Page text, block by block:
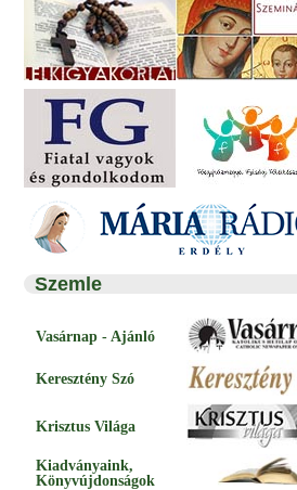
Szemle
Vasárnap - Ajánló
Keresztény Szó
Krisztus Világa
Kiadványaink,
Könyvújdonságok